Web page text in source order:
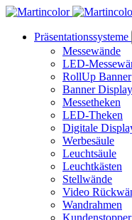
Präsentationssysteme
Messewände
LED-
RollUp Banner
Banner
Messetheken
LED-Theken
Digitale
Werbesäule
Leuchtsäule
Leuchtkästen
Stellwände
Video
Wandrahmen
Kundenstopper